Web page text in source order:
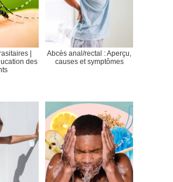
|
des
Abcès anal/rectal : Aperçu,
causes et symptômes